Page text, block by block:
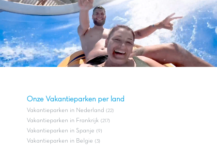
Onze Vakantieparken per land
Vakantieparken in Nederland (22)
Vakantieparken in Frankrijk (217)
Vakantieparken in Spanje (9)
Vakantieparken in Belgie (3)